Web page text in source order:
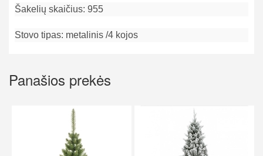
Šakelių skaičius: 955
Stovo tipas: metalinis /4 kojos
Panašios prekės